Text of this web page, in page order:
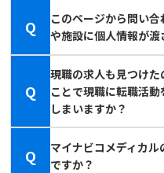
Q
このページから問い
や施設に個人情報が
Q
現職の求人も見つけ
ことで現職に転職活
しまいますか？
Q
マイナビコメディカ
ですか？